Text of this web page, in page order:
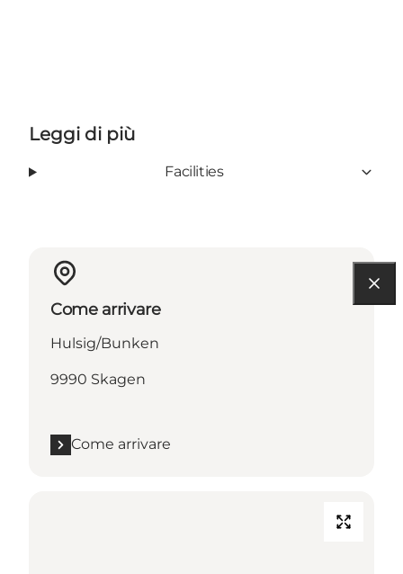
Leggi di più
Facilities
Come arrivare
Hulsig/Bunken
9990 Skagen
Come arrivare